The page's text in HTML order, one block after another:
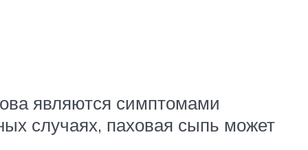
являются симптомами
случаях, паховая сыпь может